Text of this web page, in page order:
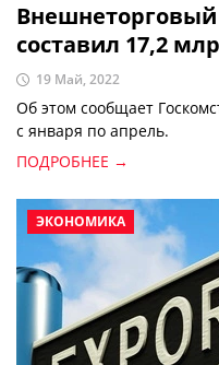
Внешнеторговый
составил 17,2
19 Май, 2022
Об этом сообщает
с января по апрель.
ПОДРОБНЕЕ →
ЭКОНОМИКА